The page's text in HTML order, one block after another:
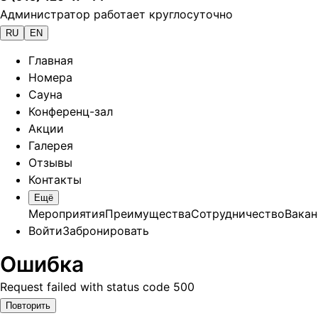
Администратор работает круглосуточно
RU EN
Главная
Номера
Сауна
Конференц-зал
Акции
Галерея
Отзывы
Контакты
Ещё
МероприятияПреимуществаСотрудничество
ВойтиЗабронировать
Ошибка
Request failed with status code 500
Повторить